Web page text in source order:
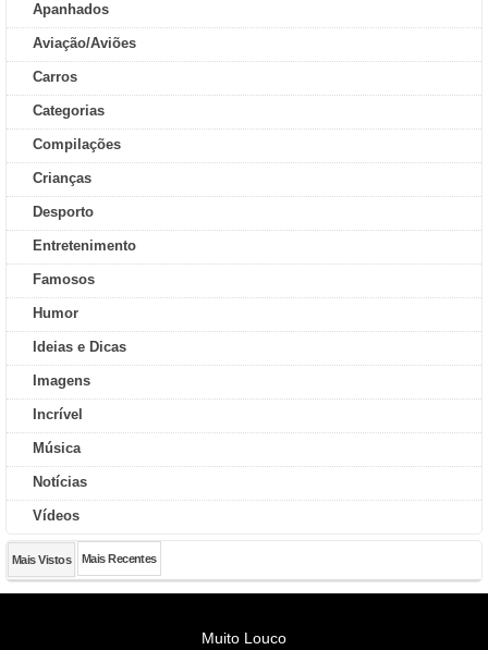
Apanhados
Aviação/Aviões
Carros
Categorias
Compilações
Crianças
Desporto
Entretenimento
Famosos
Humor
Ideias e Dicas
Imagens
Incrível
Música
Notícias
Vídeos
Mais Vistos Mais Recentes
Muito Louco